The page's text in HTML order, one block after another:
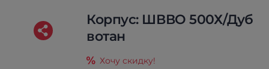
Корпус: ШВВО 500Х/Дуб
вотан
Хочу скидку!